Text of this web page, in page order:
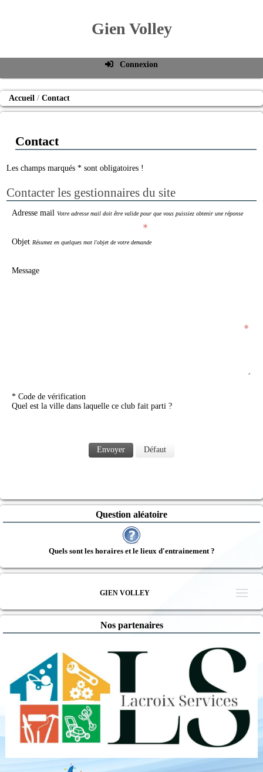
Gien Volley
Connexion
Identifiant de connexion
Connexion
S'inscrire
Question aléatoire
Quels sont les horaires et le lieux d'entrainement ?
GIEN VOLLEY
Accueil Contact
Contact
Les champs marqués * sont obligatoires !
Contacter les gestionnaires du site
Adresse mail Votre adresse mail doit être valide pour que vous puissiez obtenir une réponse
Objet Résumez en quelques mot l'objet de votre demande
Message
* Code de vérification
Quel est la ville dans laquelle ce club fait parti ?
Envoyer Défaut
Nos partenaires